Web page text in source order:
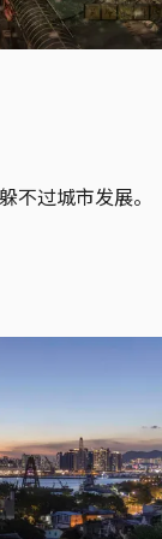
不过城市发展。